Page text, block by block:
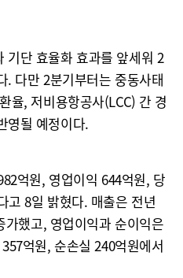
기단 효율화 효과를 앞세워 2
. 다만 2분기부터는 중동사태
율, 저비용항공사(LCC) 간 경
영될 예정이다.
억원, 영업이익 644억원, 당
고 8일 밝혔다. 매출은 전년
했고, 영업이익과 순이익은
억원, 순손실 240억원에서